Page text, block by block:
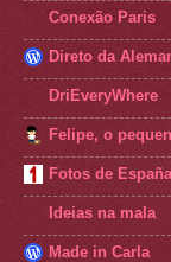
Conexão Paris
Direto da
DriEveryWhere
Felipe, o
Fotos de
Ideias na mala
Made in Carla